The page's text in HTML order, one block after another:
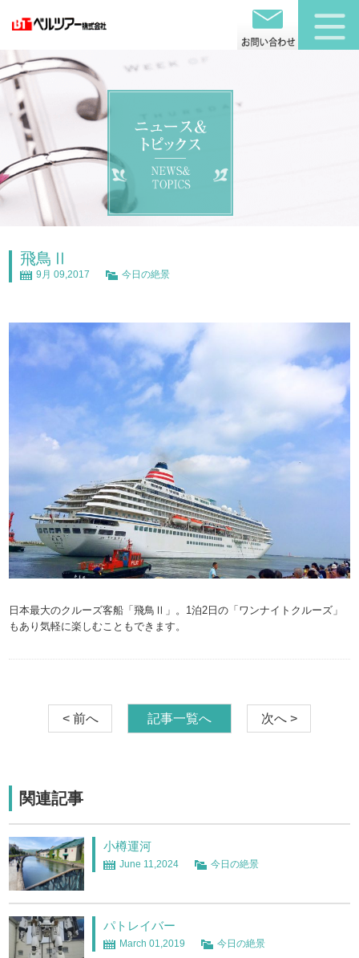
飛鳥Ⅱ
9月 09,2017 今日の絶景
日本最大のクルーズ客船「飛鳥Ⅱ」。1泊2日の「ワンナイトクルーズ」
もあり気軽に楽しむこともできます。
< 前へ 記事一覧へ 次へ >
関連記事
小樽運河
June 11,2024 今日の絶景
パトレイバー
March 01,2019 今日の絶景